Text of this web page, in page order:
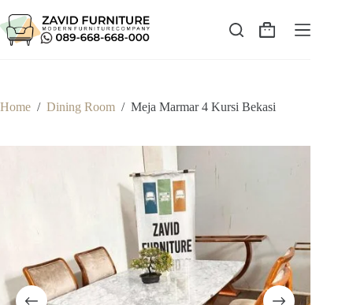
to
content
Shopping
Home / Dining Room / Meja Marmar 4 Kursi Bekasi